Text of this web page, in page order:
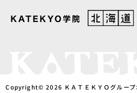
Copyright© 2026 ＫＡＴＥＫＹＯグルー